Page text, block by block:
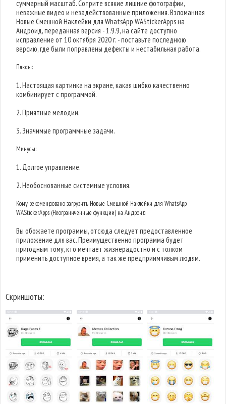
суммарный масштаб. Сотрите всякие лишние фотографии,
неважные видео и незадействованные приложения. Взломанная
Новые Смешной Наклейки для WhatsApp WAStickerApps на
Андроид, переданная версия - 1.9.9, на сайте доступно
исправление от 10 октября 2020 г. - поставьте последнюю
версию, где были поправлены дефекты и нестабильная работа.
Плюсы:
1. Настоящая картинка на экране, какая шибко качественно
комбинирует с программой.
2. Приятные мелодии.
3. Значимые программные задачи.
Минусы:
1. Долгое управление.
2. Необоснованные системные условия.
Кому рекомендовано загрузить Новые Смешной Наклейки для WhatsApp
WAStickerApps (Неограниченные функции) на Андроид
Вы обожаете программы, отсюда следует предоставленное
приложение для вас. Преимущественно программа будет
пригодным тому, кто мечтает жизнерадостно и с толком
применить доступное время, а так же предприимчивым людям.
Скриншоты: